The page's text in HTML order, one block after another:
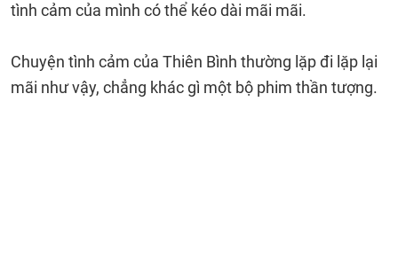
tình cảm của mình có thể kéo dài mãi mãi.
Chuyện tình cảm của Thiên Bình thường lặp đi lặp lại
mãi như vậy, chẳng khác gì một bộ phim thần tượng.